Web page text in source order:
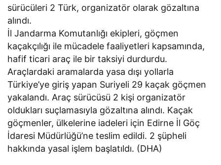
sürücüleri 2 Türk, organizatör olarak gözaltına
alındı.
İl Jandarma Komutanlığı ekipleri, göçmen
kaçakçılığı ile mücadele faaliyetleri kapsamında,
hafif ticari araç ile bir taksiyi durdurdu.
Araçlardaki aramalarda yasa dışı yollarla
Türkiye’ye giriş yapan Suriyeli 29 kaçak göçmen
yakalandı. Araç sürücüsü 2 kişi organizatör
oldukları suçlamasıyla gözaltına alındı. Kaçak
göçmenler, ülkelerine iadeleri için Edirne İl Göç
İdaresi Müdürlüğü’ne teslim edildi. 2 şüpheli
hakkında yasal işlem başlatıldı. (DHA)